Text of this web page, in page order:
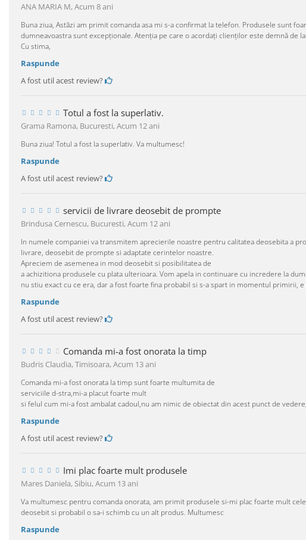
ANA MARIA M,Acum 8 ani
Buna ziua, Astăzi am primit comanda asa mi s-a confirmat la telefon. Produsele sunt
dumneavoastra sunt excepționale. Atenția pe care o acordați clienților este demnă de
Cu stima,
Raspunde
A fost util acest review?
Totul a fost la superlativ.
Grama Ramona, Bucuresti,Acum 12 ani
Buna ziua! Totul a fost la superlativ. Va multumesc!
Raspunde
A fost util acest review?
servicii de livrare deosebit de prompte
Brindusa Cernescu, Bucuresti,Acum 12 ani
In numele companiei va transmitem aprecierile noastre pentru calitatea deosebita a
livrare, deosebit de prompte si adaptate cerintelor noastre.
Apreciem de asemenea in mod deosebit si posibilitatea de
a achizitiona produsele cu plata ulterioara. Vom apela in continuare cu incredere la
nu stiu exact cu ce era, dar a fost foarte fina probabil si s-a spart in momentul primirii,
Raspunde
A fost util acest review?
Comanda mi-a fost onorata la timp
Budris Claudia, Timisoara,Acum 13 ani
Comanda mi-a fost onorata la timp sunt foarte multumita de
serviciile d-stra,mi-a placut foarte mult
si felul cum mi-a fost ambalat cadoul,nu am nimic de obiectat din acest punct de
Raspunde
A fost util acest review?
Imi plac foarte mult produsele
Mares Daniela, Sibiu,Acum 13 ani
Va multumesc pentru comanda onorata, am primit produsele si-mi plac foarte mult
deosebit si probabil o sa-i schimb cu un alt produs. Multumesc
Raspunde